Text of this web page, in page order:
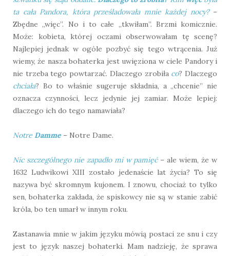
ta cała Pandora, która prześladowała mnie każdej nocy? –
Zbędne „więc”. No i to całe „tkwiłam”. Brzmi komicznie.
Może: kobieta, której oczami obserwowałam tę scenę?
Najlepiej jednak w ogóle pozbyć się tego wtrącenia. Już
wiemy, że nasza bohaterka jest uwięziona w ciele Pandory i
nie trzeba tego powtarzać. Dlaczego zrobiła co? Dlaczego
chciała? Bo to właśnie sugeruje składnia, a „chcenie” nie
oznacza czynności, lecz jedynie jej zamiar. Może lepiej:
dlaczego ich do tego namawiała?
Notre Damme – Notre Dame.
Nic szczególnego nie zapadło mi w pamięć – ale wiem, że w
1632 Ludwikowi XIII zostało jedenaście lat życia? To się
nazywa być skromnym kujonem. I znowu, chociaż to tylko
sen, bohaterka zakłada, że spiskowcy nie są w stanie zabić
króla, bo ten umarł w innym roku.
Zastanawia mnie w jakim języku mówią postaci ze snu i czy
jest to język naszej bohaterki. Mam nadzieję, że sprawa